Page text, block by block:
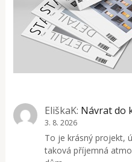
EliškaK: Návrat do
3. 8. 2026
To je krásný projekt,
taková příjemná